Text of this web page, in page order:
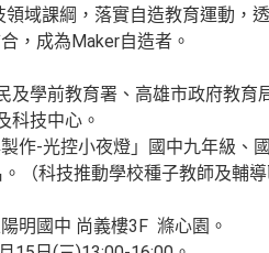
域課綱，落實自造教育運動，
，成為Maker自造者。
及學前教育署、高雄市政府教育
科技中心。
作-光控小夜燈」國中九年級、
（科技推動學校種子教師及輔
明國中 尚義樓3F 滌心園。